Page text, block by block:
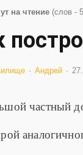
на чтение (слов -
Андрей
частный